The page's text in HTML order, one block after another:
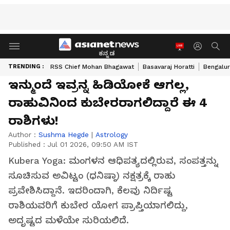
ಕನ್ನಡ
TRENDING : RSS Chief Mohan Bhagawat Basavaraj Horatti
ಇನ್ಮುಂದೆ ಇವ್ರನ್ನ ಹಿಡಿಯೋಕೆ ಆಗಲ್ಲ,
ರಾಹುವಿನಿಂದ ಕುಬೇರರಾಗಲಿದ್ದಾರೆ ಈ 4
ರಾಶಿಗಳು!
Author : Sushma Hegde | Astrology
Published : Jul 01 2026, 09:50 AM IST
Kubera Yoga: ಮಂಗಳನ ಆಧಿಪತ್ಯದಲ್ಲಿರುವ, ಸಂಪತ್ತನ್ನು
ಸೂಚಿಸುವ ಅವಿಟ್ಟಂ (ಧನಿಷ್ಠಾ) ನಕ್ಷತ್ರಕ್ಕೆ ರಾಹು
ಪ್ರವೇಶಿಸಿದ್ದಾನೆ. ಇದರಿಂದಾಗಿ, ಕೆಲವು ನಿರ್ದಿಷ್ಟ
ರಾಶಿಯವರಿಗೆ ಕುಬೇರ ಯೋಗ ಪ್ರಾಪ್ತಿಯಾಗಲಿದ್ದು,
ಅದೃಷ್ಟದ ಮಳೆಯೇ ಸುರಿಯಲಿದೆ.